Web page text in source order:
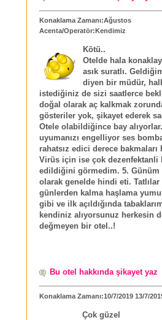
Konaklama Zamanı:Ağustos
Acenta/Operatör:Kendimiz
Kötü..
Otelde hala
asık suratlı.
diyen bir müdür,
istediğiniz de sizi saatlerce
doğal olarak aç kalkmak
gösteriler yok, şikayet ederek
Otele olabildiğince bay
uyumanızı engelliyor ses
rahatsız edici derece
Virüs için ise çok dezenfektanli
edildiğini görmedim. 5. Günüm
olarak genelde hindi eti.
günlerden kalma haşlama
gibi ve ilk açıldığında
kendiniz alıyorsunuz herkesin
değmeyen bir otel..!
Bu otel hakkında şikayet yaz
Konaklama Zamanı:10/7/2019 13/7/
Çok güzel